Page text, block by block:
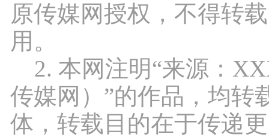
原传媒网授权，不得转
用。
2. 本网注明“来源：
传媒网）”的作品，均转
体，转载目的在于传递